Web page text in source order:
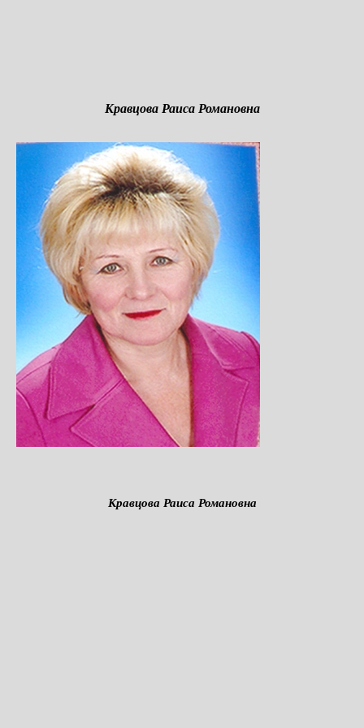
Кравцова Раиса Романовна
Кравцова Раиса Романовна